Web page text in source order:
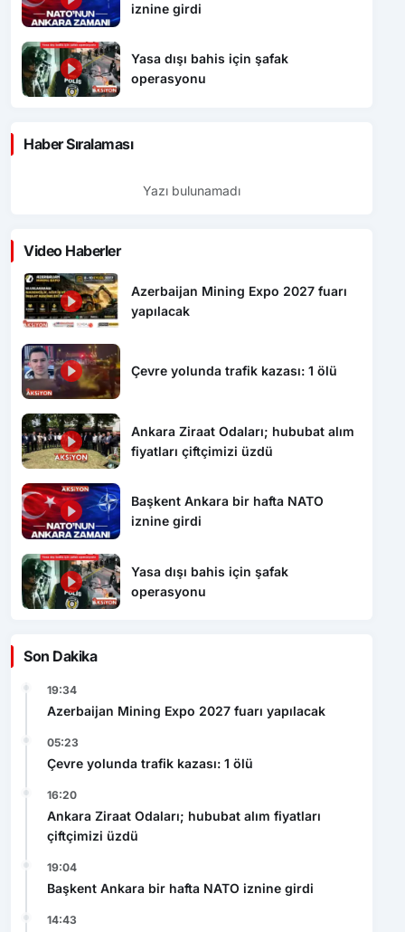
iznine girdi
Yasa dışı bahis için şafak
operasyonu
Haber Sıralaması
Yazı bulunamadı
Video Haberler
Azerbaijan Mining Expo 2027 fuarı
yapılacak
Çevre yolunda trafik kazası: 1 ölü
Ankara Ziraat Odaları; hububat alım
fiyatları çiftçimizi üzdü
Başkent Ankara bir hafta NATO
iznine girdi
Yasa dışı bahis için şafak
operasyonu
Son Dakika
19:34
Azerbaijan Mining Expo 2027 fuarı yapılacak
05:23
Çevre yolunda trafik kazası: 1 ölü
16:20
Ankara Ziraat Odaları; hububat alım fiyatları
çiftçimizi üzdü
19:04
Başkent Ankara bir hafta NATO iznine girdi
14:43